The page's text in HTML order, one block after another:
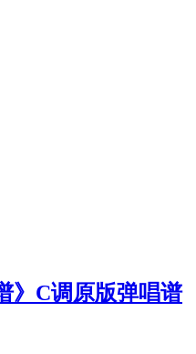
》C调原版弹唱谱